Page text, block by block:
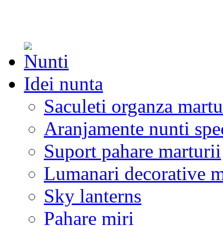
Idei nunta
Saculeti organza
Aranjamente nunti
Suport pahare marturii
Lumanari decorative
Sky lanterns
Pahare miri